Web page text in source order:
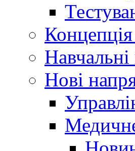
Нові